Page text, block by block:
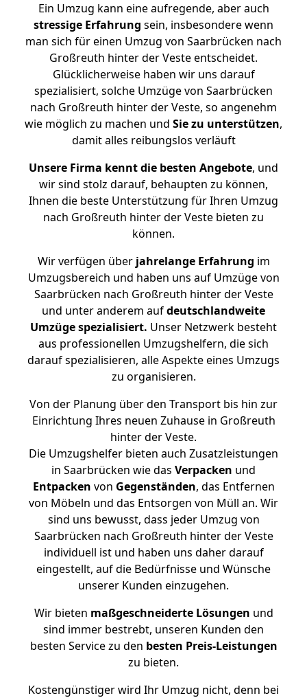
Ein Umzug kann eine aufregende, aber auch
stressige Erfahrung sein, insbesondere wenn
man sich für einen Umzug von Saarbrücken nach
Großreuth hinter der Veste entscheidet.
Glücklicherweise haben wir uns darauf
spezialisiert, solche Umzüge von Saarbrücken
nach Großreuth hinter der Veste, so angenehm
wie möglich zu machen und Sie zu unterstützen,
damit alles reibungslos verläuft
Unsere Firma kennt die besten Angebote, und
wir sind stolz darauf, behaupten zu können,
Ihnen die beste Unterstützung für Ihren Umzug
nach Großreuth hinter der Veste bieten zu
können.
Wir verfügen überjahrelange Erfahrung im
Umzugsbereich und haben uns auf Umzüge von
Saarbrücken nach Großreuth hinter der Veste
und unter anderem aufdeutschlandweite
Umzüge spezialisiert. Unser Netzwerk besteht
aus professionellen Umzugshelfern, die sich
darauf spezialisieren, alle Aspekte eines Umzugs
zu organisieren.
Von der Planung über den Transport bis hin zur
Einrichtung Ihres neuen Zuhause in Großreuth
hinter der Veste.
Die Umzugshelfer bieten auch Zusatzleistungen
in Saarbrücken wie das Verpacken und
Entpacken von Gegenständen, das Entfernen
von Möbeln und das Entsorgen von Müll an. Wir
sind uns bewusst, dass jeder Umzug von
Saarbrücken nach Großreuth hinter der Veste
individuell ist und haben uns daher darauf
eingestellt, auf die Bedürfnisse und Wünsche
unserer Kunden einzugehen.
Wir bieten maßgeschneiderte Lösungen und
sind immer bestrebt, unseren Kunden den
besten Service zu den besten Preis-Leistungen
zu bieten.
Kostengünstiger wird Ihr Umzug nicht, denn bei